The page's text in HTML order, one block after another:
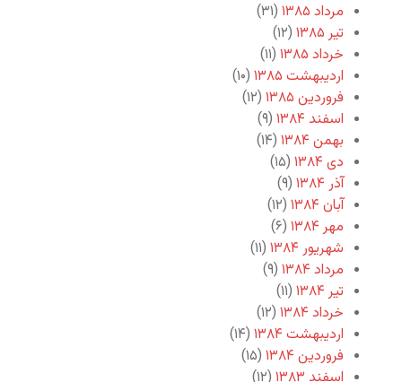
مرداد ۱۳۸۵
(۳۱)
تیر ۱۳۸۵
(۱۲)
خرداد ۱۳۸۵
(۱۱)
اردیبهشت ۱۳۸۵
(۱۰)
فروردین ۱۳۸۵
(۱۲)
اسفند ۱۳۸۴
(۹)
بهمن ۱۳۸۴
(۱۴)
دی ۱۳۸۴
(۱۵)
آذر ۱۳۸۴
(۹)
آبان ۱۳۸۴
(۱۲)
مهر ۱۳۸۴
(۶)
شهریور ۱۳۸۴
(۱۱)
مرداد ۱۳۸۴
(۹)
تیر ۱۳۸۴
(۱۱)
خرداد ۱۳۸۴
(۱۲)
اردیبهشت ۱۳۸۴
(۱۴)
فروردین ۱۳۸۴
(۱۵)